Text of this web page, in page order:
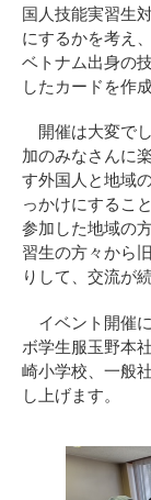
国人技能実習生
にするかを考え
ベトナム出身の
したカードを作
開催は大変で
加のみなさんに
す外国人と地域
っかけにするこ
参加した地域の
習生の方々から
りして、交流が
イベント開催
ボ学生服玉野本
崎小学校、一般
し上げます。